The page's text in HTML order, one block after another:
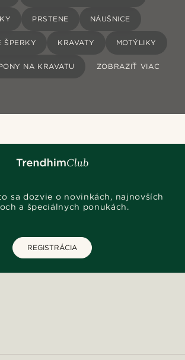
PRSTENE NÁUŠNICE
ŠPERKY KRAVATY MOTÝLIKY
NA KRAVATU ZOBRAZIŤ VIAC
sa dozvie o novinkách, najnovších
a špeciálnych ponukách.
REGISTRÁCIA